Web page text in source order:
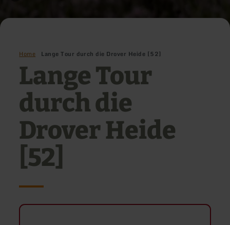
Home Lange Tour durch die Drover Heide [52]
Lange Tour
durch die
Drover Heide
[52]